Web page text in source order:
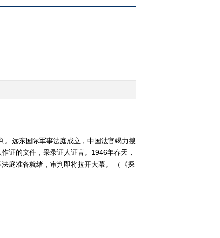
。远东国际军事法庭成立，中国法官竭力搜
证的文件，采录证人证言。1946年春天，
庭准备就绪，审判即将拉开大幕。 （《探